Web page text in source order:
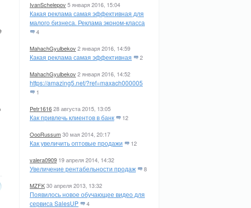
IvanSchelepov5 января 2016, 15:04
Какая реклама самая эффективная для
малого бизнеса. Реклама эконом-класса
4
MahachGyulbekov2 января 2016, 14:59
Какая реклама самая эффективная 2
MahachGyulbekov2 января 2016, 14:52
https://amazing5.net/?ref=maxach000005
1
Petr161628 августа 2015, 13:05
Как привлечь клиентов в банк 12
OooRussum30 мая 2014, 20:17
Как увеличить оптовые продажи 12
valera0909 19 апреля 2014, 14:32
Увеличение рентабельности продаж 8
MZFK30 апреля 2013, 13:32
Появилось новое обучающее видео для
сервиса SalesUP
4